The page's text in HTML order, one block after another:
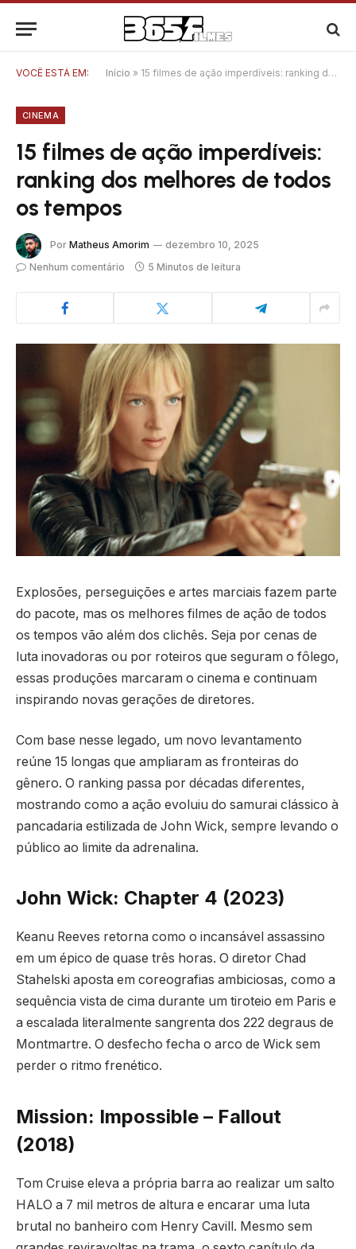
VOCÊ ESTÁ EM: Início » 15 filmes de ação imperdíveis: ranking dos melhores de todos os tempos
CINEMA
15 filmes de ação imperdíveis:
ranking dos melhores de todos
os tempos
Por Matheus Amorim
dezembro 10, 2025
Nenhum comentário
5 Minutos de leitura
Explosões, perseguições e artes marciais fazem parte
do pacote, mas os melhores filmes de ação de todos
os tempos vão além dos clichês. Seja por cenas de
luta inovadoras ou por roteiros que seguram o fôlego,
essas produções marcaram o cinema e continuam
inspirando novas gerações de diretores.
Com base nesse legado, um novo levantamento
reúne 15 longas que ampliaram as fronteiras do
gênero. O ranking passa por décadas diferentes,
mostrando como a ação evoluiu do samurai clássico à
pancadaria estilizada de John Wick, sempre levando o
público ao limite da adrenalina.
John Wick: Chapter 4 (2023)
Keanu Reeves retorna como o incansável assassino
em um épico de quase três horas. O diretor Chad
Stahelski aposta em coreografias ambiciosas, como a
sequência vista de cima durante um tiroteio em Paris e
a escalada literalmente sangrenta dos 222 degraus de
Montmartre. O desfecho fecha o arco de Wick sem
perder o ritmo frenético.
Mission: Impossible – Fallout
(2018)
Tom Cruise eleva a própria barra ao realizar um salto
HALO a 7 mil metros de altura e encarar uma luta
brutal no banheiro com Henry Cavill. Mesmo sem